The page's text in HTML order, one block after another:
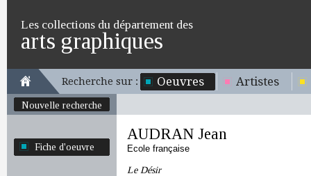
Les collections du département des
arts graphiques
Recherche sur : Oeuvres Artistes
Nouvelle recherche
Fiche d'oeuvre
AUDRAN Jean
Ecole française
Le Désir